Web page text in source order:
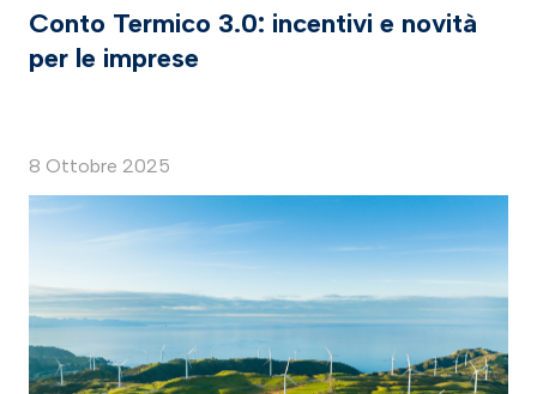
Conto Termico 3.0: incentivi e novità
per le imprese
8 Ottobre 2025